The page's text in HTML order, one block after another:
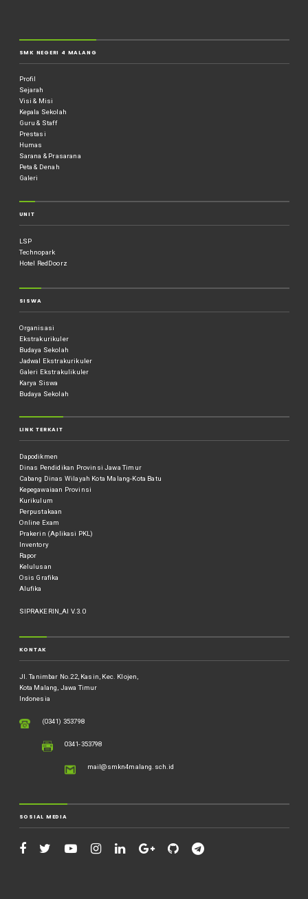
SMK NEGERI 4 MALANG
Profil
Sejarah
Visi & Misi
Kepala Sekolah
Guru & Staff
Prestasi
Humas
Sarana & Prasarana
Peta & Denah
Galeri
UNIT
LSP
Technopark
Hotel RedDoorz
SISWA
Organisasi
Ekstrakurikuler
Budaya Sekolah
Jadwal Ekstrakurikuler
Galeri Ekstrakulikuler
Karya Siswa
Budaya Sekolah
LINK TERKAIT
Dapodikmen
Dinas Pendidikan Provinsi Jawa Timur
Cabang Dinas Wilayah Kota Malang-Kota Batu
Kepegawaiaan Provinsi
Kurikulum
Perpustakaan
Online Exam
Prakerin (Aplikasi PKL)
Inventory
Rapor
Kelulusan
Osis Grafika
Alufika
SIPRAKERIN_AI V.3.0
KONTAK
Jl. Tanimbar No.22, Kasin, Kec. Klojen,
Kota Malang, Jawa Timur
Indonesia
(0341) 353798
0341-353798
mail@smkn4malang.sch.id
SOSIAL MEDIA